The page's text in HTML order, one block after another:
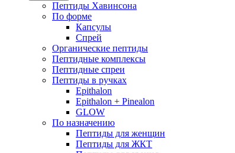
Пептиды Хавинсона
По форме
Капсулы
Спрей
Органические пептиды
Пептидные комплексы
Пептидные спреи
Пептиды в ручках
Epithalon
Epithalon + Pinealon
GLOW
По назначению
Пептиды для женщин
Пептиды для ЖКТ